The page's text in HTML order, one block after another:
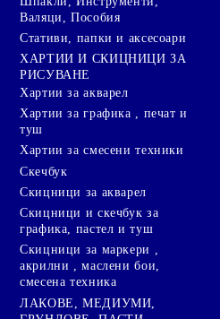
Валяци, Пособия
Стативи, папки и аксесоари
ХАРТИИ И СКИЦНИЦИ ЗА
РИСУВАНЕ
Хартии за акварел
Хартии за графика , печат и
туш
Хартии за смесени техники
Скечбук
Скицници за акварел
Скицници и скечбук за
графика, пастел и туш
Скицници за маркери ,
акрилни , маслени бои,
смесена техника
ЛАКОВЕ, МЕДИУМИ,